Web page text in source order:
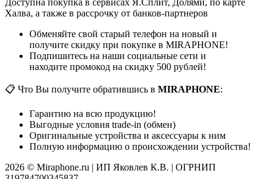
Доступна покупка в сервисах Я.Сплит, Долями, по карте
Халва, а также в рассрочку от банков-партнеров
Обменяйте свой старый телефон на новый и
получите скидку при покупке в MIRAPHONE!
Подпишитесь на наши социальные сети и
находите промокод на скидку 500 рублей!
📋 Что Вы получите обратившись в MIRAPHONE:
Гарантию на всю продукцию!
Выгодные условия trade-in (обмен)
Оригинальные устройства и аксессуары к ним
Полную информацию о происхождении устройства!
2026 © Miraphone.ru | ИП Яковлев К.В. | ОГРНИП